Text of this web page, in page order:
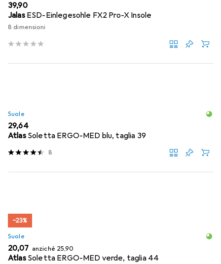
EUR
39,90
Jalas ESD-Einlegesohle FX2 Pro-X Insole
8 dimensioni
Suole
EUR
29,64
Atlas Soletta ERGO-MED blu, taglia 39
8
−23%
Suole
EUR
20,07 anziché EUR
25,90
Atlas Soletta ERGO-MED verde, taglia 44